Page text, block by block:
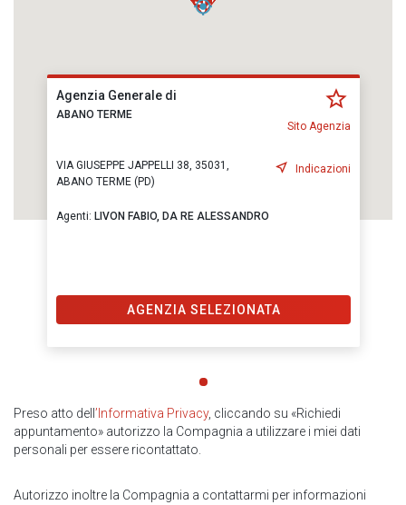
Agenzia Generale di
ABANO TERME
Sito Agenzia
VIA GIUSEPPE JAPPELLI 38, 35031,
ABANO TERME (PD)
Indicazioni
Agenti: LIVON FABIO, DA RE ALESSANDRO
AGENZIA SELEZIONATA
Preso atto dell ’Informativa Privacy, cliccando su «Richiedi
appuntamento» autorizzo la Compagnia a utilizzare i miei dati
personali per essere ricontattato.
Autorizzo inoltre la Compagnia a contattarmi per informazioni